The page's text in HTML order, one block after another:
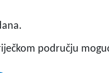
području